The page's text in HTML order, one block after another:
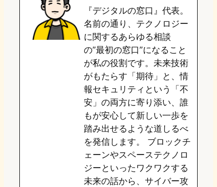
o
n
k
o
o
k
a
『デジタルの窓口』代表。
名前の通り、テクノロジー
に関するあらゆる相談
の”最初の窓口”になること
が私の役割です。未来技術
がもたらす「期待」と、情
報セキュリティという「不
安」の両方に寄り添い、誰
もが安心して新しい一歩を
踏み出せるような道しるべ
を発信します。 ブロックチ
ェーンやスペーステクノロ
ジーといったワクワクする
未来の話から、サイバー攻